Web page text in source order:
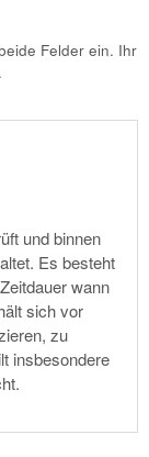
Felder ein. Ihr
und binnen
Es besteht
wann
sich vor
zu
insbesondere